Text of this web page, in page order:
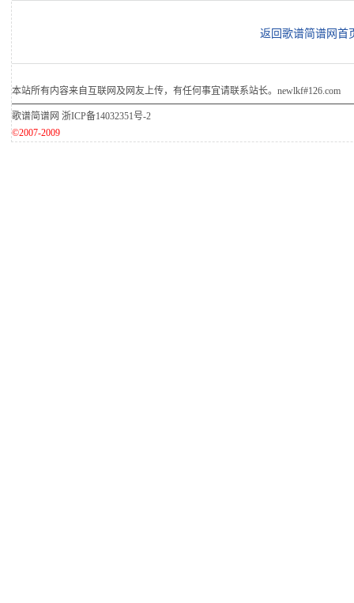
返回歌谱简谱网首
本站所有内容来自互联网及网友上传，有任何事宜请联系站长。newlkf#126.com
歌谱简谱网 浙ICP备14032351号-2
©2007-2009